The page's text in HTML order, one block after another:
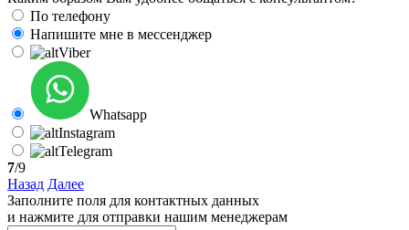
По телефону
Напишите мне в мессенджер
Viber
Whatsapp
Instagram
Telegram
7/9
Назад Далее
Заполните поля для контактных данных
и нажмите для отправки нашим менеджерам